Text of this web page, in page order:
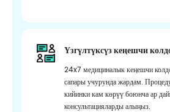
Үзгүлтүксүз кеңешчи
24x7 медициналык кеңешчи
сапары учурунда жардам.
кийинки кам көрүү боюнча ар
консультацияларды алыңыз.